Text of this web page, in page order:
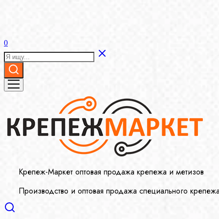
0
Крепеж-Маркет оптовая продажа крепежа и метизов
Производство и оптовая продажа специального